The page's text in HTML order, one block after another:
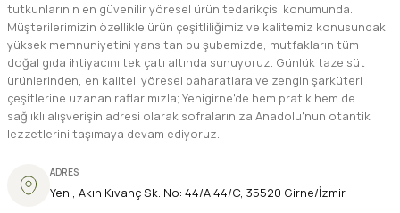
tutkunlarının en güvenilir yöresel ürün tedarikçisi konumunda.
Müşterilerimizin özellikle ürün çeşitliliğimiz ve kalitemiz konusundaki
yüksek memnuniyetini yansıtan bu şubemizde, mutfakların tüm
doğal gıda ihtiyacını tek çatı altında sunuyoruz. Günlük taze süt
ürünlerinden, en kaliteli yöresel baharatlara ve zengin şarküteri
çeşitlerine uzanan raflarımızla; Yenigirne'de hem pratik hem de
sağlıklı alışverişin adresi olarak sofralarınıza Anadolu'nun otantik
lezzetlerini taşımaya devam ediyoruz.
ADRES
Yeni, Akın Kıvanç Sk. No: 44/A 44/C, 35520 Girne/İzmir